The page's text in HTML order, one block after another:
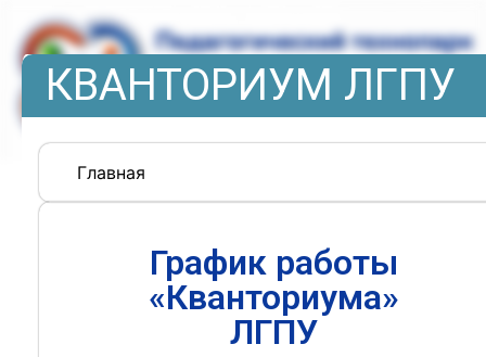
КВАНТОРИУМ ЛГПУ
Главная
График работы
«Кванториума»
ЛГПУ